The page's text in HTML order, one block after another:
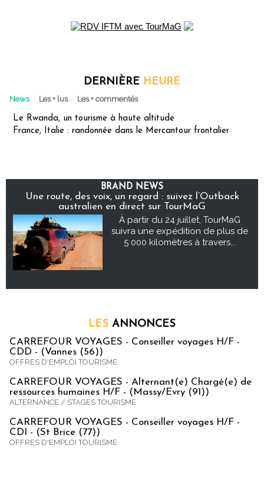
DERNIÈRE HEURE
News Les + lus Les + commentés
Le Rwanda, un tourisme à haute altitude
France, Italie : randonnée dans le Mercantour frontalier
BRAND NEWS
Une route, des voix, un regard : suivez l’Outback
australien en direct sur TourMaG
À partir du 24 juillet, TourMaG
suivra une expédition de plus de
5 000 kilomètres à travers...
LES ANNONCES
CARREFOUR VOYAGES - Conseiller voyages H/F -
CDD - (Vannes (56))
OFFRES D'EMPLOI TOURISME
CARREFOUR VOYAGES - Alternant(e) Chargé(e) de
ressources humaines H/F - (Massy/Evry (91))
ALTERNANCE / STAGES TOURISME
CARREFOUR VOYAGES - Conseiller voyages H/F -
CDI - (St Brice (77))
OFFRES D'EMPLOI TOURISME